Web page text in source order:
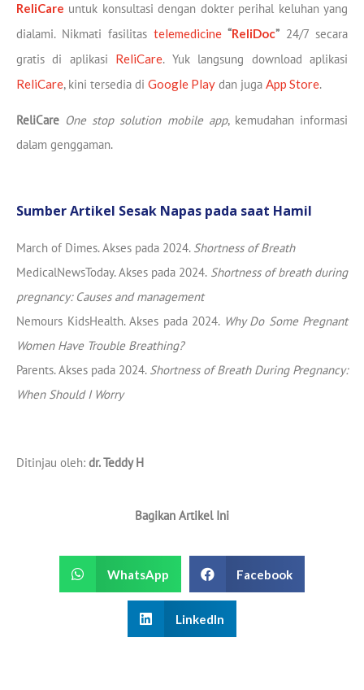
ReliCare untuk konsultasi dengan dokter perihal keluhan yang
dialami. Nikmati fasilitas telemedicine “ReliDoc” 24/7 secara
gratis di aplikasi ReliCare. Yuk langsung download aplikasi
ReliCare, kini tersedia di Google Play dan juga App Store.
ReliCare One stop solution mobile app, kemudahan informasi
dalam genggaman.
Sumber Artikel Sesak Napas pada saat Hamil
March of Dimes. Akses pada 2024. Shortness of Breath
MedicalNewsToday. Akses pada 2024. Shortness of breath during
pregnancy: Causes and management
Nemours KidsHealth. Akses pada 2024. Why Do Some Pregnant
Women Have Trouble Breathing?
Parents. Akses pada 2024. Shortness of Breath During Pregnancy:
When Should I Worry
Ditinjau oleh: dr. Teddy H
Bagikan Artikel Ini
WhatsApp Facebook
LinkedIn